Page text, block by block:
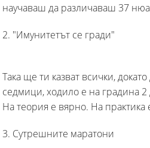
научаваш да различаваш 37
2. "Имунитетът се гради"
Така ще ти казват всички,
седмици, ходило е на градина
На теория е вярно. На практика
3. Сутрешните маратони